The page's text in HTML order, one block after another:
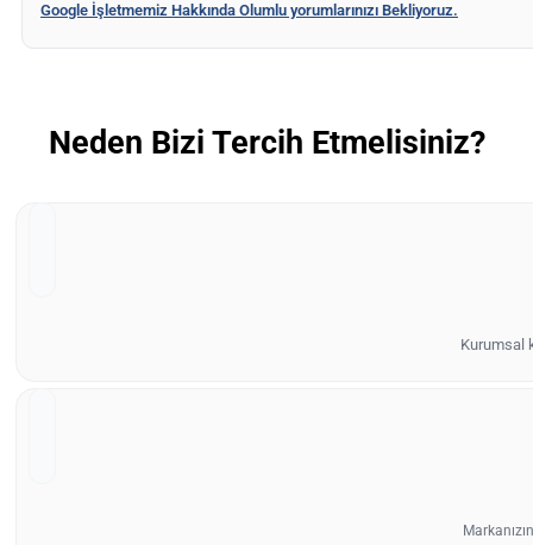
Google İşletmemiz Hakkında Olumlu yorumlarınızı Bekliyoruz.
Neden Bizi Tercih Etmelisiniz?
Kurumsal